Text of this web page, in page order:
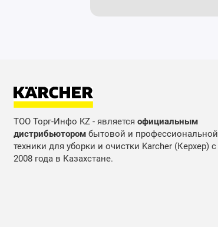
ТОО Торг-Инфо KZ - является официальным
дистрибьюторомбытовой и профессиональной
техники для уборки и очистки Karcher (Керхер) с
2008 года в Казахстане.